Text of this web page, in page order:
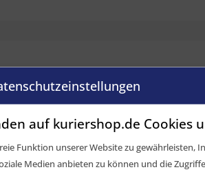
0-29 mm, M8
auf kuriershop.de Cookies
Funktion unserer Website zu gewährleisten,
Medien anbieten zu können und die